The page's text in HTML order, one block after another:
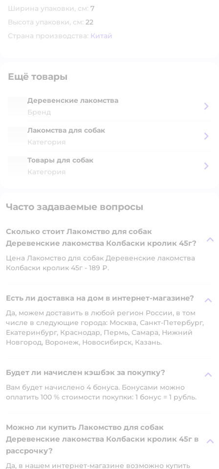
Ширина упаковки, см: 7
Высота упаковки, см: 22
Страна производства: Китай
Ещё товары
Деревенские лакомства
Бренд
Лакомства для собак
Категория
Товары для собак
Категория
Часто задаваемые вопросы
Сколько стоит Лакомство для собак
Деревенские лакомства Колбаски кролик 45г?
Цена Лакомство для собак Деревенские лакомства
Колбаски кролик 45г - 189 ₽.
Есть ли доставка на дом в интернет-магазине?
Да, можем доставить в любой регион России, в том
числе в следующие города: Москва, Санкт-Петербург,
Екатеринбург, Краснодар, Пермь, Самара, Нижний
Новгород, Воронеж, Новосибирск, Казань.
Будет ли начислен кэшбэк за покупку?
Вам будет начислено 4 бонуса. Бонусами можно
оплатить 100 % стоимости покупки: 1 бонус = 1 рубль.
Можно ли купить Лакомство для собак
Деревенские лакомства Колбаски кролик 45г в
рассрочку?
Да, в нашем интернет-магазине возможно купить